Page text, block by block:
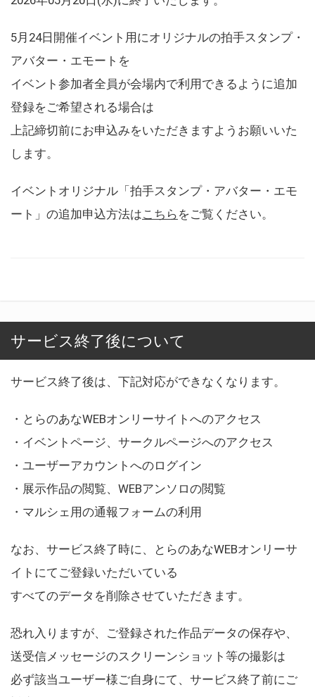
5月24日開催イベント用にオリジナルの拍手スタンプ・
アバター・エモートを
イベント参加者全員が会場内で利用できるように追加
登録をご希望される場合は
上記締切前にお申込みをいただきますようお願いいた
します。
イベントオリジナル「拍手スタンプ・アバター・エモ
ート」の追加申込方法はこちら をご覧ください。
サービス終了後について
サービス終了後は、下記対応ができなくなります。
・とらのあなWEBオンリーサイトへのアクセス
・イベントページ、サークルページへのアクセス
・ユーザーアカウントへのログイン
・展示作品の閲覧、WEBアンソロの閲覧
・マルシェ用の通報フォームの利用
なお、サービス終了時に、とらのあなWEBオンリーサ
イトにてご登録いただいている
すべてのデータを削除させていただきます。
恐れ入りますが、ご登録された作品データの保存や、
送受信メッセージのスクリーンショット等の撮影は
必ず該当ユーザー様ご自身にて、サービス終了前にご